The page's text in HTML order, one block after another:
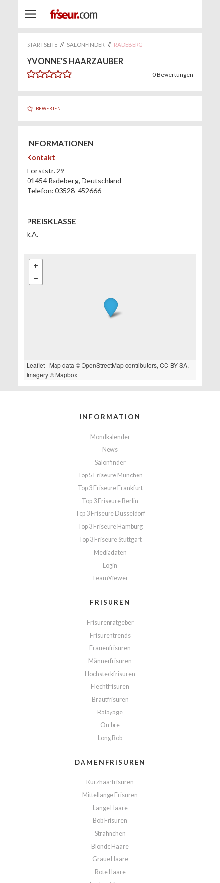
STARTSEITE // SALONFINDER // RADEBERG
YVONNE'S HAARZAUBER
0Bewertungen
BEWERTEN
INFORMATIONEN
Kontakt
Forststr. 29
01454 Radeberg, Deutschland
Telefon: 03528-452666
PREISKLASSE
k.A.
Leaflet| Map data ©OpenStreetMapcontributors, CC-BY-SA,
Imagery © Mapbox
INFORMATION
Mondkalender
News
Salonfinder
Top 5 Friseure München
Top 3 Friseure Frankfurt
Top 3 Friseure Berlin
Top 3 Friseure Düsseldorf
Top 3 Friseure Hamburg
Top 3 Friseure Stuttgart
Mediadaten
Login
TeamViewer
FRISUREN
Frisurenratgeber
Frisurentrends
Frauenfrisuren
Männerfrisuren
Hochsteckfrisuren
Flechtfrisuren
Brautfrisuren
Balayage
Ombre
Long Bob
DAMENFRISUREN
Kurzhaarfrisuren
Mittellange Frisuren
Lange Haare
Bob Frisuren
Strähnchen
Blonde Haare
Graue Haare
Rote Haare